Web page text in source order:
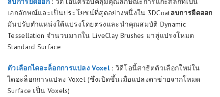
เอกลักษณ์และเป็นประโยชน์ที่สุดอย่างหนึ่งใน 3DCoatลบการยืดออก
มันปรับตำแหน่งใต้แปรงโดยตรงและนำคุณสมบัติ Dynamic
Tessellation จำนวนมากใน LiveClay Brushes มาสู่แปรงโหมด
Standard Surface
ตัวเลือกไดอะล็อกการแปลง Voxel: วิดีโอนี้สาธิตตัวเลือกใหม่ใน
ไดอะล็อกการแปลง Voxel (ซึ่งเปิดขึ้นเมื่อแปลงตาข่ายจากโหมด
Surface เป็น Voxels)